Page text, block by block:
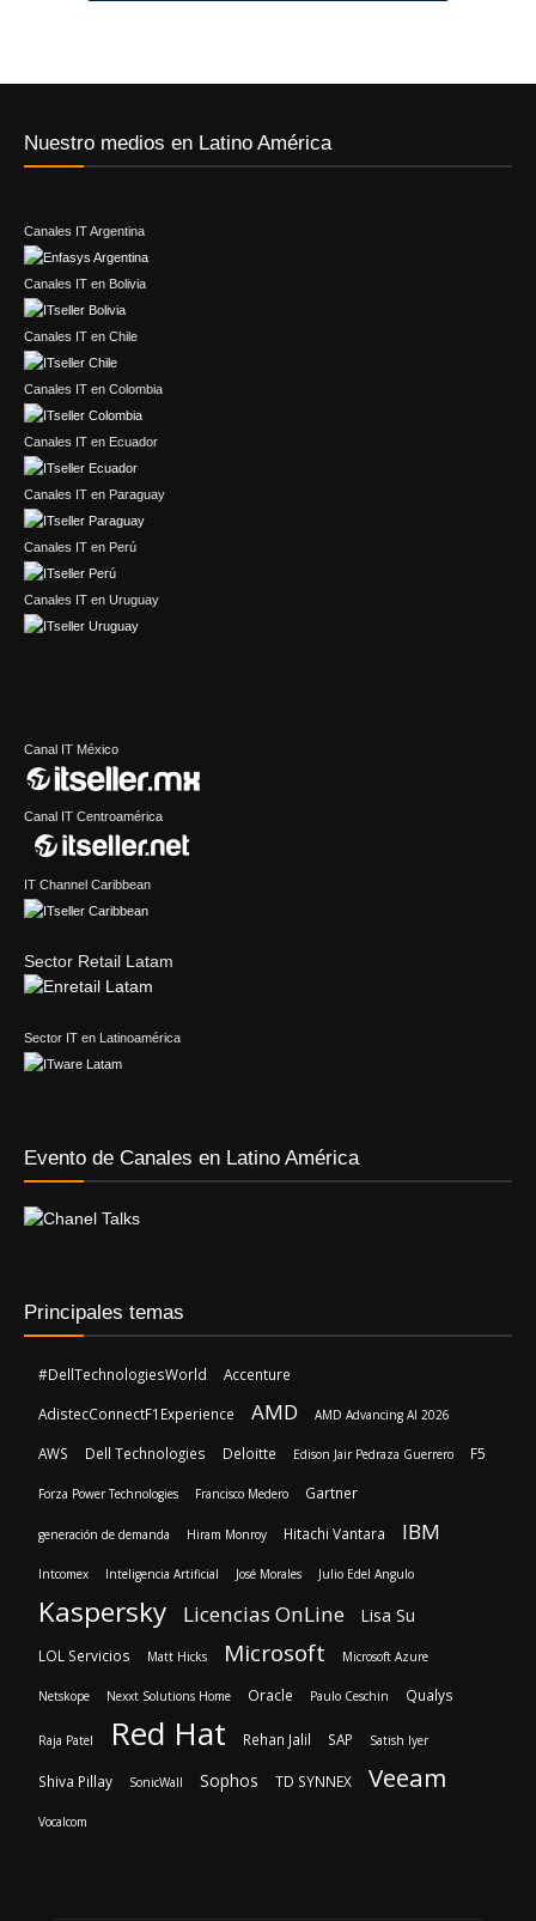
Nuestro medios en Latino América
Canales IT Argentina
Canales IT en Bolivia
Canales IT en Chile
Canales IT en Colombia
Canales IT en Ecuador
Canales IT en Paraguay
Canales IT en Perú
Canales IT en Uruguay
Canal IT México
Canal IT Centroamérica
IT Channel Caribbean
Sector Retail Latam
Sector IT en Latinoamérica
Evento de Canales en Latino América
Principales temas
#DellTechnologiesWorld Accenture
AdistecConnectF1Experience AMD AMD Advancing AI 2026
AWS Dell Technologies Deloitte Edison Jair Pedraza Guerrero F5
Forza Power Technologies Francisco Medero Gartner
generación de demanda Hiram Monroy Hitachi Vantara IBM
Intcomex Inteligencia Artificial José Morales Julio Edel Angulo
Kaspersky Licencias OnLine Lisa Su
LOL Servicios Matt Hicks Microsoft Microsoft Azure
Netskope Nexxt Solutions Home Oracle Paulo Ceschin Qualys
Raja Patel Red Hat Rehan Jalil SAP Satish Iyer
Shiva Pillay SonicWall Sophos TD SYNNEX Veeam
Vocalcom